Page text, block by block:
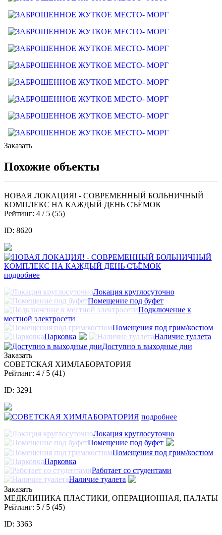
Заказать
Похожие объекты
НОВАЯ ЛОКАЦИЯ! - СОВРЕМЕННЫЙ БОЛЬНИЧНЫЙ
КОМПЛЕКС НА КАЖДЫЙ ДЕНЬ СЪЁМОК
Рейтинг: 4 / 5 (55)
ID: 8620
подробнее
Локация круглосуточно
Помещение под буфет
Подключение к
местной электросети
Помещения под грим/костюм
Парковка
Наличие туалета
Доступно в выходные дни
Заказать
СОВЕТСКАЯ ХИМЛАБОРАТОРИЯ
Рейтинг: 4 / 5 (41)
ID: 3291
подробнее
Локация круглосуточно
Помещение под буфет
Помещения под грим/костюм
Парковка
Работает со студентами
Наличие туалета
Заказать
МЕДКЛИНИКА ПЛАСТИКИ, ОПЕРАЦИОННАЯ, ПАЛАТЫ
Рейтинг: 5 / 5 (45)
ID: 3363